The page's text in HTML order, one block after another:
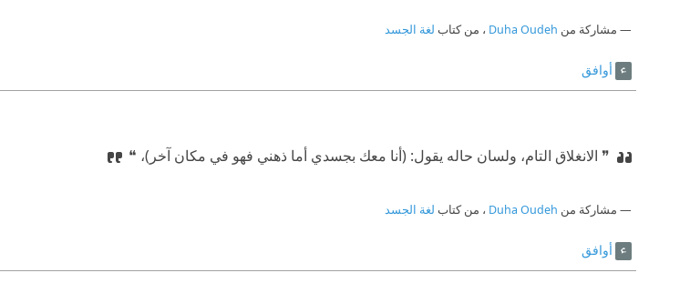
مشاركة من Duha Oudeh ، من كتاب لغة الجسد
أوافق
❞ الانغلاق التام، ولسان حاله يقول: (أنا معك بجسدي أما ذهني فهو في مكان آخر)، ❝
مشاركة من Duha Oudeh ، من كتاب لغة الجسد
أوافق